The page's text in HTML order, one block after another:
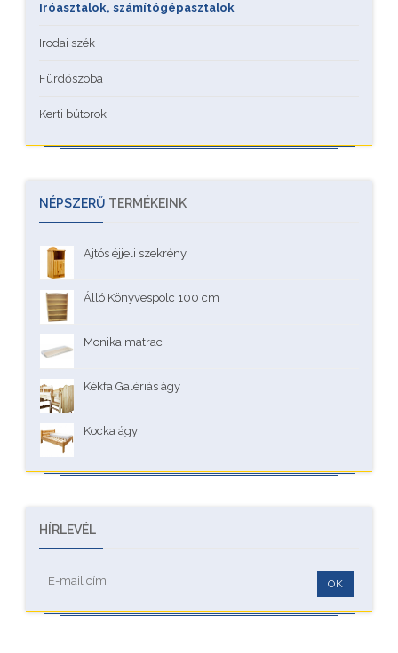
Iróasztalok, számítógépasztalok
Irodai szék
Fürdőszoba
Kerti bútorok
NÉPSZERŰ TERMÉKEINK
Ajtós éjjeli szekrény
Álló Könyvespolc 100 cm
Monika matrac
Kékfa Galériás ágy
Kocka ágy
HÍRLEVÉL
OK